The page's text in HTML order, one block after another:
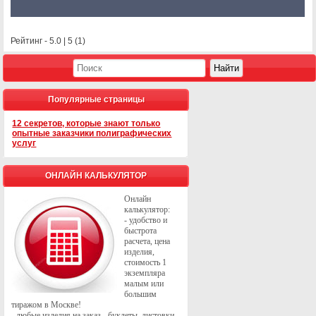
Рейтинг -5.0 |5 (1)
Популярные страницы
12 секретов, которые знают только
опытные заказчики полиграфических
услуг
ОНЛАЙН КАЛЬКУЛЯТОР
Онлайн
калькулятор:
- удобство и
быстрота
расчета, цена
изделия,
стоимость 1
экземпляра
малым или
большим
тиражом в Москве!